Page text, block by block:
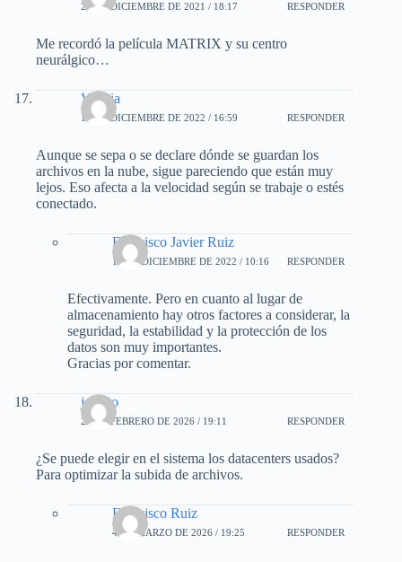
26 DE DICIEMBRE DE 2021 / 18:17 RESPONDER
Me recordó la película MATRIX y su centro
neurálgico…
Valeria
17 DE DICIEMBRE DE 2022 / 16:59 RESPONDER
Aunque se sepa o se declare dónde se guardan los
archivos en la nube, sigue pareciendo que están muy
lejos. Eso afecta a la velocidad según se trabaje o estés
conectado.
Francisco Javier Ruiz
19 DE DICIEMBRE DE 2022 / 10:16 RESPONDER
Efectivamente. Pero en cuanto al lugar de
almacenamiento hay otros factores a considerar, la
seguridad, la estabilidad y la protección de los
datos son muy importantes.
Gracias por comentar.
jacinto
21 DE FEBRERO DE 2026 / 19:11 RESPONDER
¿Se puede elegir en el sistema los datacenters usados?
Para optimizar la subida de archivos.
Francisco Ruiz
4 DE MARZO DE 2026 / 19:25 RESPONDER